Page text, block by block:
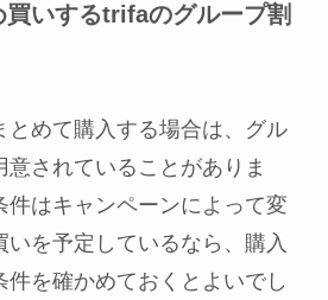
いするtrifaのグループ割
とめて購入する場合は、グル
されていることがありま
件はキャンペーンによって変
を予定しているなら、購入
を確かめておくとよいでし